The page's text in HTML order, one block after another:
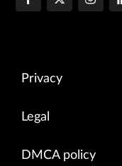
Privacy
Legal
DMCA policy